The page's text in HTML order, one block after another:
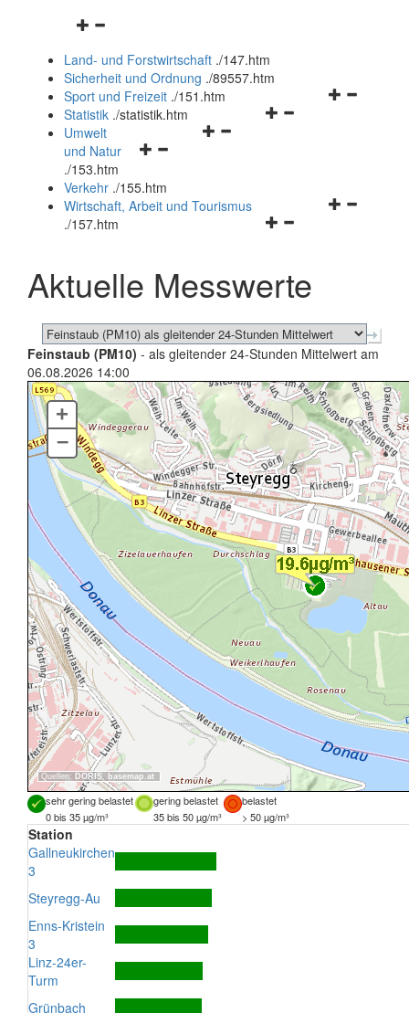
Navigationsmenü
und
schließen
Land- und Forstwirtschaft ./147.htm
Sicherheit und Ordnung ./89557.htm
Navigationsmenü
Sport und Freizeit ./151.htm
Navigationsmenü
Statistik ./statistik.htm
Navigationsmenü
und
schließen
Umwelt
und Natur
./153.htm
Verkehr ./155.htm
Navigationsmenü
schließen
Wirtschaft, Arbeit und Tourismus
./157.htm
Aktuelle Messwerte
Feinstaub (PM10) - als gleitender 24-Stunden Mittelwert am
06.08.2026 14:00
Quellen: DORIS, basemap.at
+
–
sehr gering belastet gering belastet
belastet
0 bis 35 µg/m³
35 bis 50 µg/m³ > 50 µg/m³
Station
Gallneukirchen
3
Steyregg-Au
Enns-Kristein
3
Linz-24er-
Turm
Grünbach